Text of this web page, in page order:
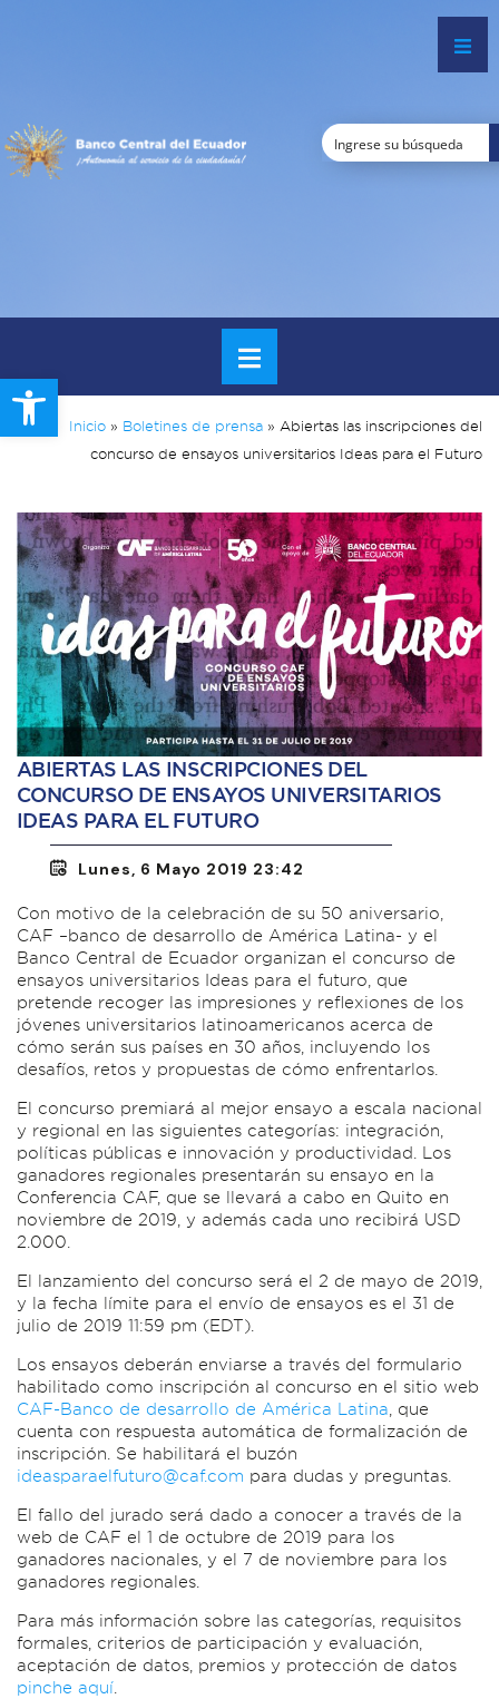
Open toolbar
Inicio » Boletines de prensa » Abiertas las inscripciones del
concurso de ensayos universitarios Ideas para el Futuro
ABIERTAS LAS INSCRIPCIONES DEL
CONCURSO DE ENSAYOS UNIVERSITARIOS
IDEAS PARA EL FUTURO
Lunes, 6 Mayo 2019 23:42
Con motivo de la celebración de su 50 aniversario,
CAF –banco de desarrollo de América Latina- y el
Banco Central de Ecuador organizan el concurso de
ensayos universitarios Ideas para el futuro, que
pretende recoger las impresiones y reflexiones de los
jóvenes universitarios latinoamericanos acerca de
cómo serán sus países en 30 años, incluyendo los
desafíos, retos y propuestas de cómo enfrentarlos.
El concurso premiará al mejor ensayo a escala nacional
y regional en las siguientes categorías: integración,
políticas públicas e innovación y productividad. Los
ganadores regionales presentarán su ensayo en la
Conferencia CAF, que se llevará a cabo en Quito en
noviembre de 2019, y además cada uno recibirá USD
2.000.
El lanzamiento del concurso será el 2 de mayo de 2019,
y la fecha límite para el envío de ensayos es el 31 de
julio de 2019 11:59 pm (EDT).
Los ensayos deberán enviarse a través del formulario
habilitado como inscripción al concurso en el sitio web
CAF-Banco de desarrollo de América Latina , que
cuenta con respuesta automática de formalización de
inscripción. Se habilitará el buzón
ideasparaelfuturo@caf.com para dudas y preguntas.
El fallo del jurado será dado a conocer a través de la
web de CAF el 1 de octubre de 2019 para los
ganadores nacionales, y el 7 de noviembre para los
ganadores regionales.
Para más información sobre las categorías, requisitos
formales, criterios de participación y evaluación,
aceptación de datos, premios y protección de datos
pinche aquí